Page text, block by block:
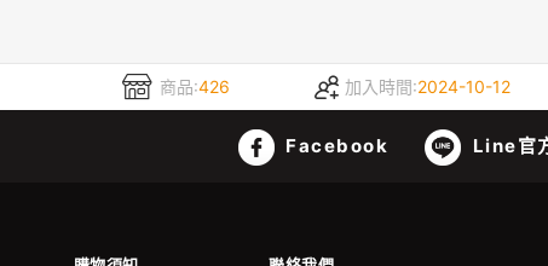
商品:426 加入時間:2024-10-12
Facebook Line官